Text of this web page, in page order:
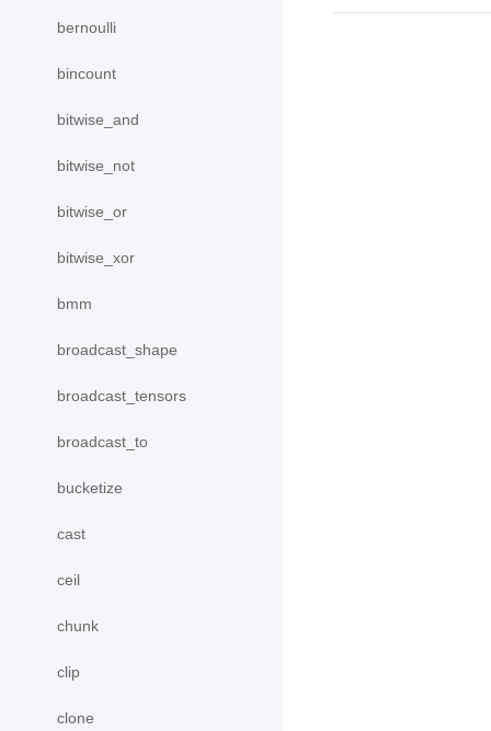
bernoulli
bincount
bitwise_and
bitwise_not
bitwise_or
bitwise_xor
bmm
broadcast_shape
broadcast_tensors
broadcast_to
bucketize
cast
ceil
chunk
clip
clone